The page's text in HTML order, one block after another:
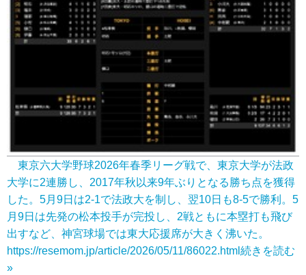
東京六大学野球2026年春季リーグ戦で、東京大学が法政
大学に2連勝し、2017年秋以来9年ぶりとなる勝ち点を獲得
した。5月9日は2-1で法政大を制し、翌10日も8-5で勝利。5
月9日は先発の松本投手が完投し、2戦ともに本塁打も飛び
出すなど、神宮球場では東大応援席が大きく沸いた。
https://resemom.jp/article/2026/05/11/86022.html 続きを読む
»